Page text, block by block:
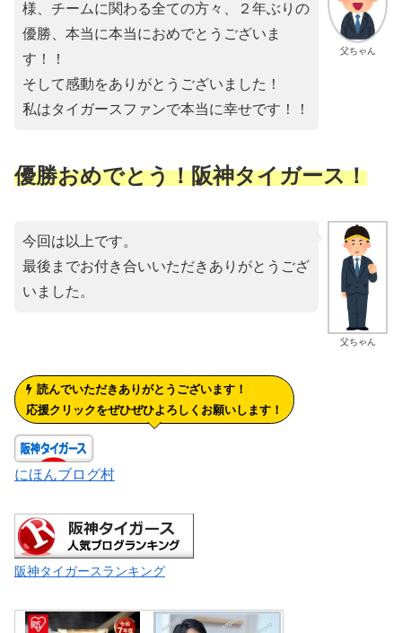
父ちゃん
様、チームに関わる全ての方々、２年ぶりの
優勝、本当に本当におめでとうございま
す！！
そして感動をありがとうございました！
私はタイガースファンで本当に幸せです！！
優勝おめでとう！阪神タイガース！
父ちゃん
今回は以上です。
最後までお付き合いいただきありがとうござ
いました。
読んでいただきありがとうございます！
応援クリックをぜひぜひよろしくお願いします！
にほんブログ村
阪神タイガースランキング